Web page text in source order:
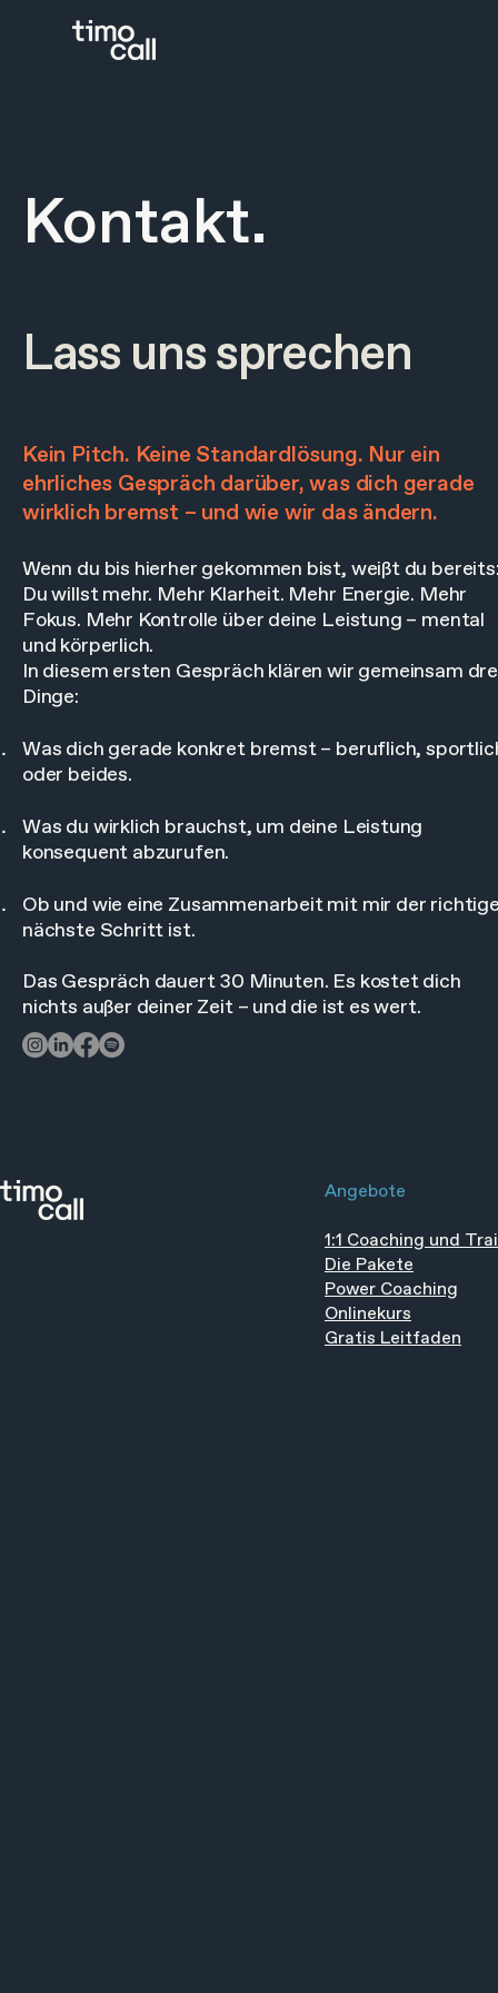
Kontakt.
Lass uns sprechen
Kein Pitch. Keine Standardlösung. Nur ein
ehrliches Gespräch darüber, was dich gerade
wirklich bremst – und wie wir das ändern.
Wenn du bis hierher gekommen bist, weißt du
Du willst mehr. Mehr Klarheit. Mehr Energie. Mehr
Fokus. Mehr Kontrolle über deine Leistung – mental
und körperlich.
In diesem ersten Gespräch klären wir gemeinsam
Dinge:
Was dich gerade konkret bremst – beruflich,
oder beides.
Was du wirklich brauchst, um deine Leistung
konsequent abzurufen.
Ob und wie eine Zusammenarbeit mit mir der
nächste Schritt ist.
Das Gespräch dauert 30 Minuten. Es kostet dich
nichts außer deiner Zeit – und die ist es wert.
Angebote
1:1 Coaching und
Die Pakete
Power Coaching
Onlinekurs
Gratis Leitfaden